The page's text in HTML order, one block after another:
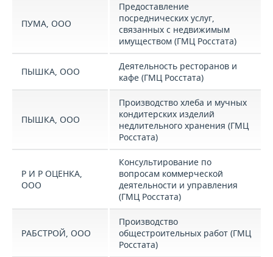
ПУМА, ООО
Предоставление
посреднических услуг,
связанных с недвижимым
имуществом (ГМЦ Росстата)
ПЫШКА, ООО
Деятельность ресторанов и
кафе (ГМЦ Росстата)
ПЫШКА, ООО
Производство хлеба и мучных
кондитерских изделий
недлительного хранения (ГМЦ
Росстата)
Р И Р ОЦЕНКА,
ООО
Консультирование по
вопросам коммерческой
деятельности и управления
(ГМЦ Росстата)
РАБСТРОЙ, ООО
Производство
общестроительных работ (ГМЦ
Росстата)